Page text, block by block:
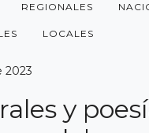
REGIONALES
LOCALES
2023
y